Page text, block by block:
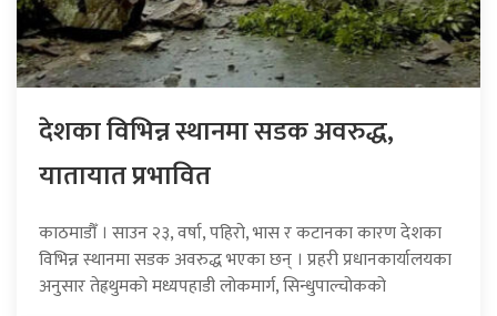
देशका विभिन्न स्थानमा सडक अवरुद्ध,
यातायात प्रभावित
काठमाडौँ । साउन २३, वर्षा, पहिरो, भास र कटानका कारण देशका
विभिन्न स्थानमा सडक अवरुद्ध भएका छन् । प्रहरी प्रधानकार्यालयका
अनुसार तेह्रथुमको मध्यपहाडी लोकमार्ग, सिन्धुपाल्चोकको